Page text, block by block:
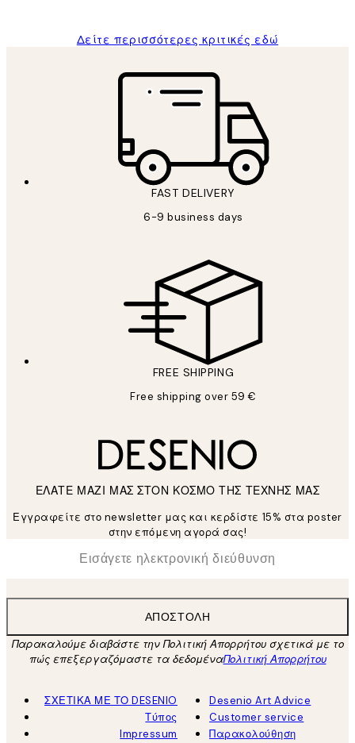
Δείτε περισσότερες κριτικές εδώ
FAST DELIVERY
6-9 business days
FREE SHIPPING
Free shipping over 59 €
ΕΛΑΤΕ ΜΑΖΙ ΜΑΣ ΣΤΟΝ ΚΟΣΜΟ ΤΗΣ ΤΕΧΝΗΣ ΜΑΣ
Εγγραφείτε στο newsletter μας και κερδίστε 15% στα poster
στην επόμενη αγορά σας!
Ηλεκτρονική Διεύθυνση
ΑΠΟΣΤΟΛΉ
Παρακαλούμε διαβάστε την Πολιτική Απορρήτου σχετικά με το
πώς επεξεργαζόμαστε τα δεδομέναΠολιτική Απορρήτου
ΣΧΕΤΙΚΑ ΜΕ ΤΟ DESENIO
Τύπος
Impressum
Desenio Art Advice
Customer service
Παρακολούθηση